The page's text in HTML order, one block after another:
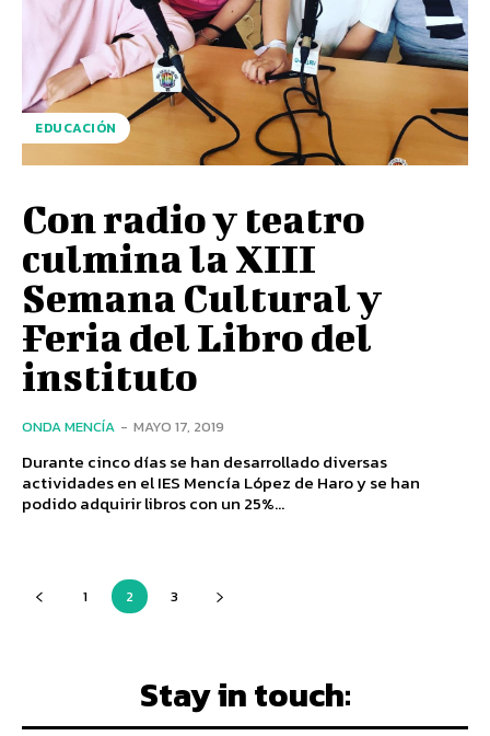
EDUCACIÓN
Con radio y teatro
culmina la XIII
Semana Cultural y
Feria del Libro del
instituto
ONDA MENCÍA - MAYO 17, 2019
Durante cinco días se han desarrollado diversas
actividades en el IES Mencía López de Haro y se han
podido adquirir libros con un 25%...
1 2 3
Stay in touch: